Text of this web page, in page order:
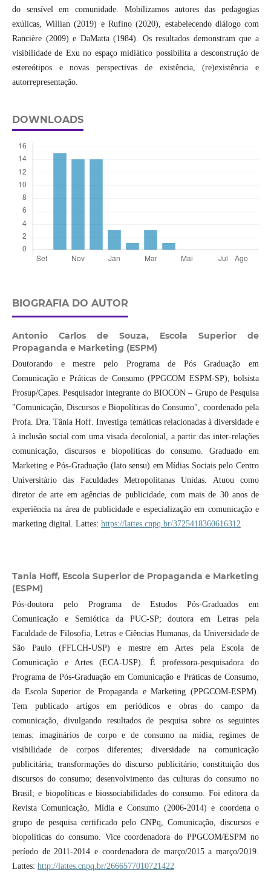
do sensível em comunidade. Mobilizamos autores das pedagogias
exúlicas, Willian (2019) e Rufino (2020), estabelecendo diálogo com
Rancière (2009) e DaMatta (1984). Os resultados demonstram que a
visibilidade de Exu no espaço midiático possibilita a desconstrução de
estereótipos e novas perspectivas de existência, (re)existência e
autorrepresentação.
DOWNLOADS
BIOGRAFIA DO AUTOR
Antonio Carlos de Souza, Escola Superior de
Propaganda e Marketing (ESPM)
Doutorando e mestre pelo Programa de Pós Graduação em
Comunicação e Práticas de Consumo (PPGCOM ESPM-SP), bolsista
Prosup/Capes. Pesquisador integrante do BIOCON – Grupo de Pesquisa
"Comunicação, Discursos e Biopolíticas do Consumo", coordenado pela
Profa. Dra. Tânia Hoff. Investiga temáticas relacionadas à diversidade e
à inclusão social com uma visada decolonial, a partir das inter-relações
comunicação, discursos e biopolíticas do consumo. Graduado em
Marketing e Pós-Graduação (lato sensu) em Mídias Sociais pelo Centro
Universitário das Faculdades Metropolitanas Unidas. Atuou como
diretor de arte em agências de publicidade, com mais de 30 anos de
experiência na área de publicidade e especialização em comunicação e
marketing digital. Lattes: https://lattes.cnpq.br/3725418360616312
Tania Hoff, Escola Superior de Propaganda e Marketing
(ESPM)
Pós-doutora pelo Programa de Estudos Pós-Graduados em
Comunicação e Semiótica da PUC-SP; doutora em Letras pela
Faculdade de Filosofia, Letras e Ciências Humanas, da Universidade de
São Paulo (FFLCH-USP) e mestre em Artes pela Escola de
Comunicação e Artes (ECA-USP). É professora-pesquisadora do
Programa de Pós-Graduação em Comunicação e Práticas de Consumo,
da Escola Superior de Propaganda e Marketing (PPGCOM-ESPM).
Tem publicado artigos em periódicos e obras do campo da
comunicação, divulgando resultados de pesquisa sobre os seguintes
temas: imaginários de corpo e de consumo na mídia; regimes de
visibilidade de corpos diferentes; diversidade na comunicação
publicitária; transformações do discurso publicitário; constituição dos
discursos do consumo; desenvolvimento das culturas do consumo no
Brasil; e biopolíticas e biossociabilidades do consumo. Foi editora da
Revista Comunicação, Mídia e Consumo (2006-2014) e coordena o
grupo de pesquisa certificado pelo CNPq, Comunicação, discursos e
biopolíticas do consumo. Vice coordenadora do PPGCOM/ESPM no
período de 2011-2014 e coordenadora de março/2015 a março/2019.
Lattes: http://lattes.cnpq.br/2666577010721422